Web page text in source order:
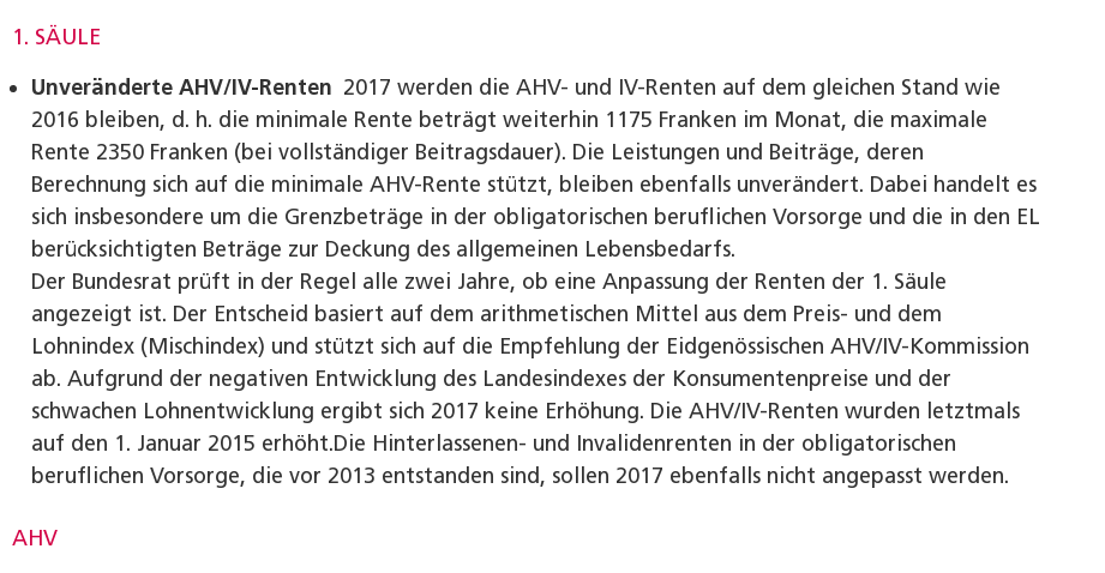
1. SÄULE
Unveränderte AHV/IV-Renten 2017 werden die AHV- und IV-Renten auf dem gleichen Stand wie
2016 bleiben, d. h. die minimale Rente beträgt weiterhin 1175 Franken im Monat, die maximale
Rente 2350 Franken (bei vollständiger Beitragsdauer). Die Leistungen und Beiträge, deren
Berechnung sich auf die minimale AHV-Rente stützt, bleiben ebenfalls unverändert. Dabei handelt es
sich insbesondere um die Grenzbeträge in der obligatorischen beruflichen Vorsorge und die in den EL
berücksichtigten Beträge zur Deckung des allgemeinen Lebensbedarfs.
Der Bundesrat prüft in der Regel alle zwei Jahre, ob eine Anpassung der Renten der 1. Säule
angezeigt ist. Der Entscheid basiert auf dem arithmetischen Mittel aus dem Preis- und dem
Lohnindex (Mischindex) und stützt sich auf die Empfehlung der Eidgenössischen AHV/IV-Kommission
ab. Aufgrund der negativen Entwicklung des Landesindexes der Konsumentenpreise und der
schwachen Lohnentwicklung ergibt sich 2017 keine Erhöhung. Die AHV/IV-Renten wurden letztmals
auf den 1. Januar 2015 erhöht.Die Hinterlassenen- und Invalidenrenten in der obligatorischen
beruflichen Vorsorge, die vor 2013 entstanden sind, sollen 2017 ebenfalls nicht angepasst werden.
AHV